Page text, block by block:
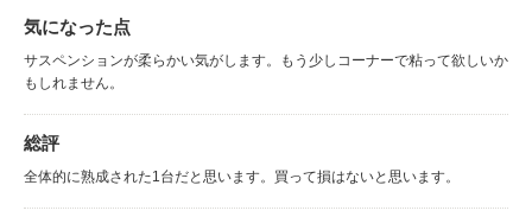
気になった点
サスペンションが柔らかい気がします。もう少しコーナーで粘って欲しいか
もしれません。
総評
全体的に熟成された1台だと思います。買って損はないと思います。